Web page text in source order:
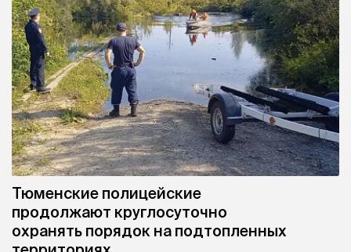
Тюменские полицейские
продолжают круглосуточно
охранять порядок на подтопленных